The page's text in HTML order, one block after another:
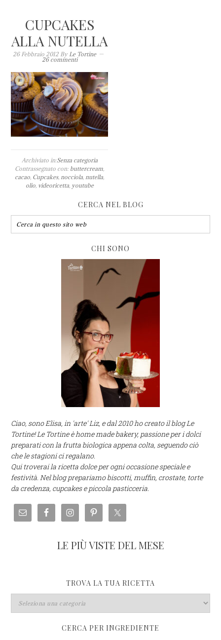
CUPCAKES
ALLA NUTELLA
26 Febbraio 2012ByLe Tortine
26 commenti
Archiviato in:Senza categoria
Contrassegnato con: buttercream,
cacao, Cupcakes,nocciola,nutella,
olio, videoricetta, youtube
CERCA NEL BLOG
CHI SONO
Ciao, sono Elisa, in 'arte' Liz, e dal 2010 ho creato il blog Le
Tortine! Le Tortine è home made bakery, passione per i dolci
preparati con la frutta biologica appena colta, seguendo ciò
che le stagioni ci regalano.
Qui troverai la ricetta dolce per ogni occasione speciale e
festività. Nel blog prepariamo biscotti, muffin, crostate, torte
da credenza, cupcakes e piccola pasticceria.
LE PIÙ VISTE DEL MESE
TROVA LA TUA RICETTA
CERCA PER INGREDIENTE